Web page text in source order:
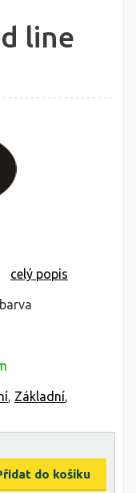
line
celý popis
, Základní,